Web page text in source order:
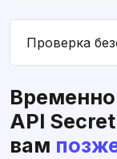
Временно
API
вам